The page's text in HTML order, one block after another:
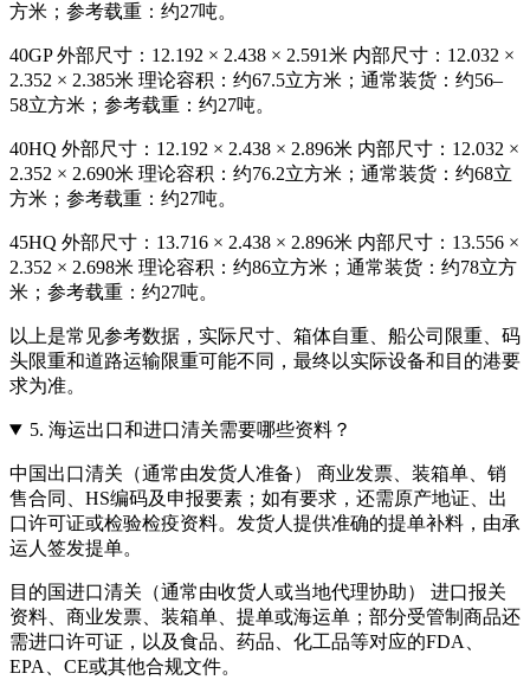
方米；参考载重：约27吨。
40GP 外部尺寸：12.192 × 2.438 × 2.591米 内部尺寸：12.032 ×
2.352 × 2.385米 理论容积：约67.5立方米；通常装货：约56–
58立方米；参考载重：约27吨。
40HQ 外部尺寸：12.192 × 2.438 × 2.896米 内部尺寸：12.032 ×
2.352 × 2.690米 理论容积：约76.2立方米；通常装货：约68立
方米；参考载重：约27吨。
45HQ 外部尺寸：13.716 × 2.438 × 2.896米 内部尺寸：13.556 ×
2.352 × 2.698米 理论容积：约86立方米；通常装货：约78立方
米；参考载重：约27吨。
以上是常见参考数据，实际尺寸、箱体自重、船公司限重、码
头限重和道路运输限重可能不同，最终以实际设备和目的港要
求为准。
5. 海运出口和进口清关需要哪些资料？
中国出口清关（通常由发货人准备） 商业发票、装箱单、销
售合同、HS编码及申报要素；如有要求，还需原产地证、出
口许可证或检验检疫资料。发货人提供准确的提单补料，由承
运人签发提单。
目的国进口清关（通常由收货人或当地代理协助） 进口报关
资料、商业发票、装箱单、提单或海运单；部分受管制商品还
需进口许可证，以及食品、药品、化工品等对应的FDA、
EPA、CE或其他合规文件。